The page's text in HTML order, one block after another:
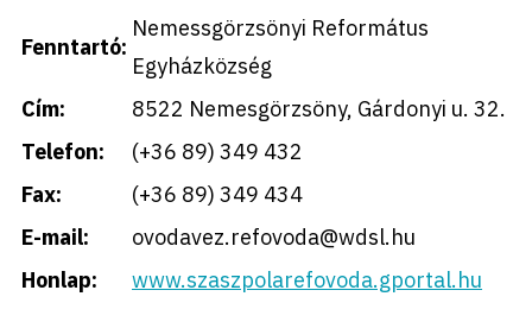
Fenntartó:
Nemessgörzsönyi Református
Egyházközség
Cím:
8522 Nemesgörzsöny, Gárdonyi u. 32.
Telefon:
(+36 89) 349 432
Fax:
(+36 89) 349 434
E-mail:
ovodavez.refovoda@wdsl.hu
Honlap:
www.szaszpolarefovoda.gportal.hu